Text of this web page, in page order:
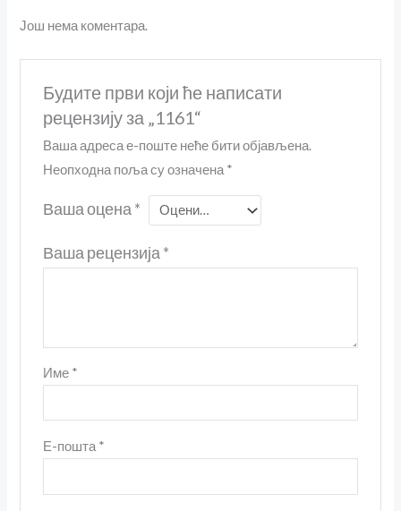
Још нема коментара.
Будите први који ће написати
рецензију за „1161“
Ваша адреса е-поште неће бити објављена.
Неопходна поља су означена *
Ваша оцена *
Ваша рецензија *
Име *
Е-пошта *